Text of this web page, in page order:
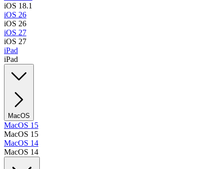
iOS 18.1
iOS 26
iOS 26
iOS 27
iOS 27
iPad
iPad
MacOS
MacOS 15
MacOS 15
MacOS 14
MacOS 14